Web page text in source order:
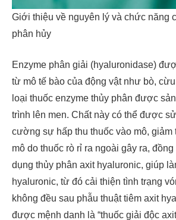
Giới thiệu về nguyên lý và chức năng
phân hủy
Enzyme phân giải (hyaluronidase)
từ mô tế bào của động vật như bò,
loại thuốc enzyme thủy phân được
trình lên men. Chất này có thể được
cường sự hấp thu thuốc vào mô, giảm
mô do thuốc rò rỉ ra ngoài gây ra,
dụng thủy phân axit hyaluronic, giúp
hyaluronic, từ đó cải thiện tình trạng
không đều sau phẫu thuật tiêm axit
được mệnh danh là “thuốc giải độc